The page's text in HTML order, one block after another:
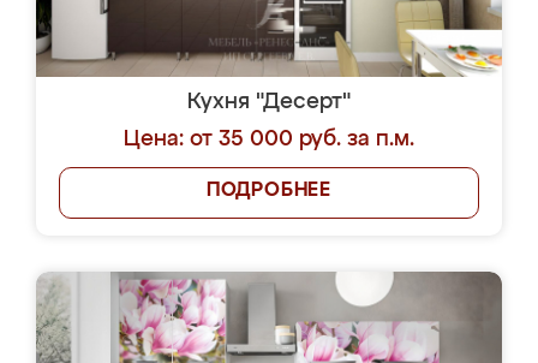
Кухня "Десерт"
Цена: от 35 000 руб. за п.м.
ПОДРОБНЕЕ